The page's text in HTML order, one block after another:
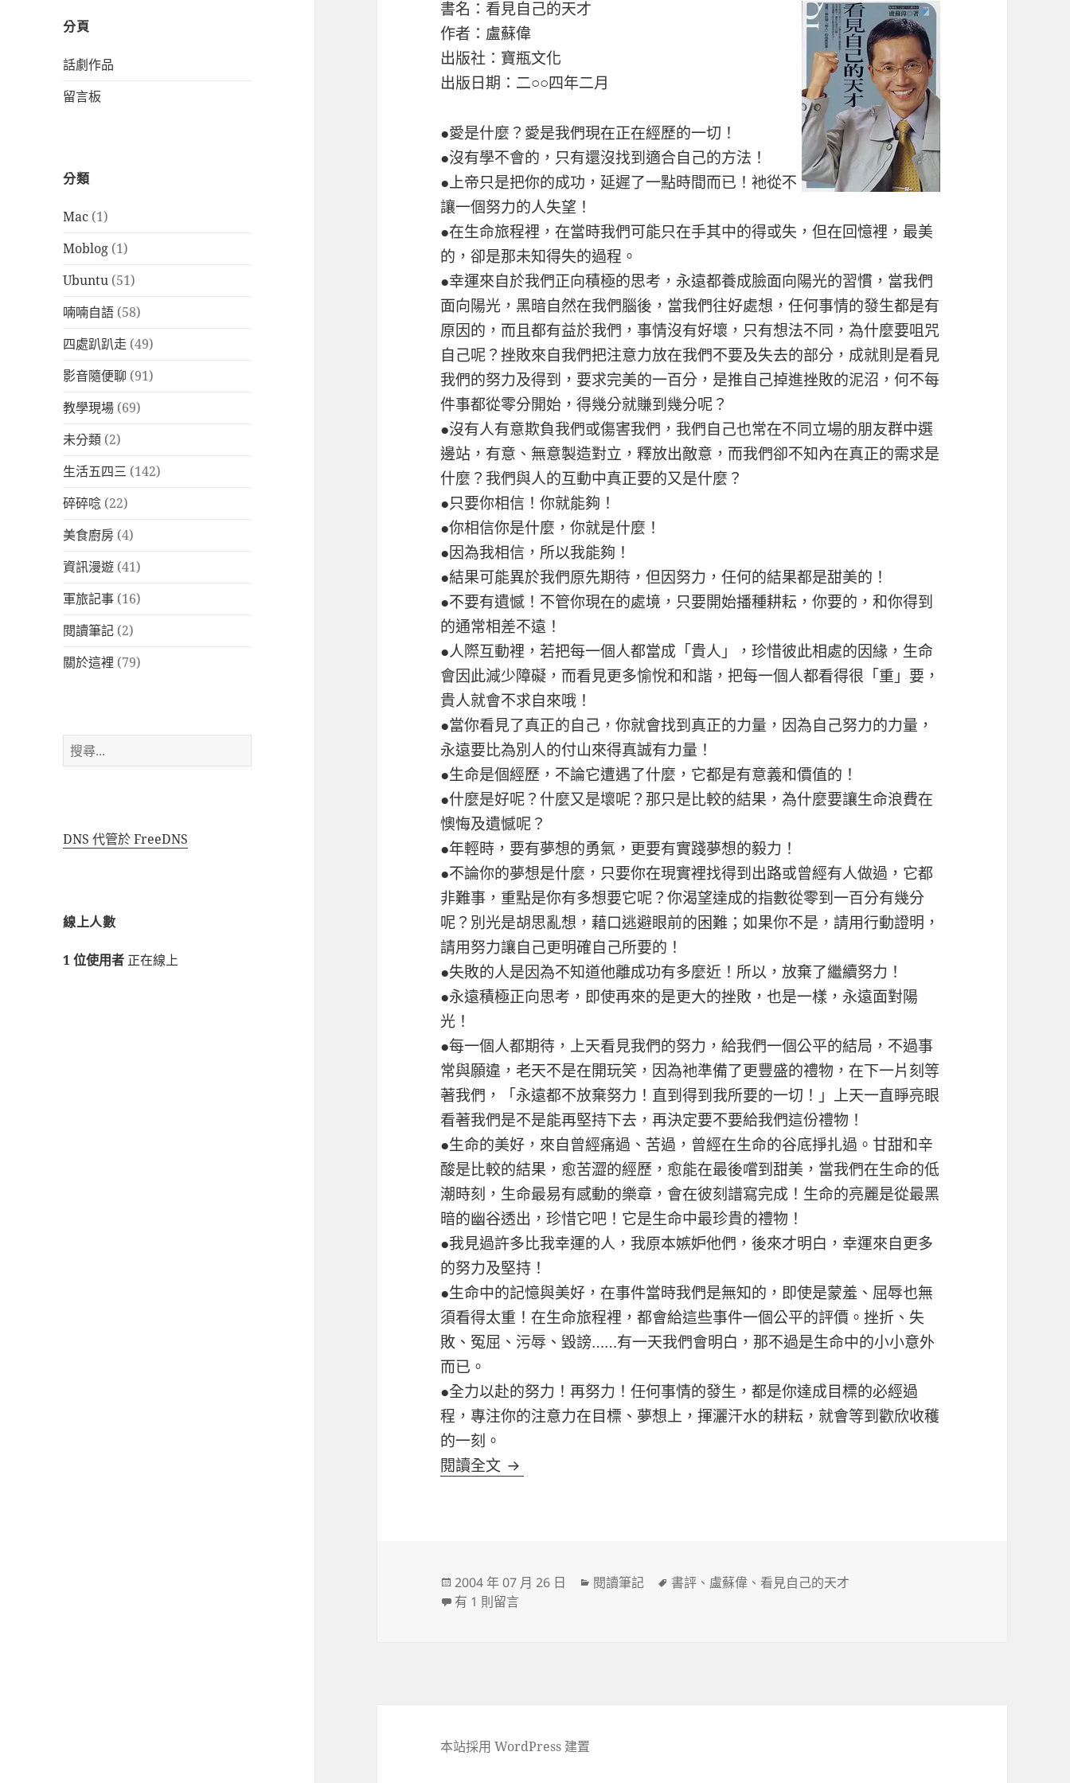
分頁
話劇作品
留言板
分類
Mac (1)
Moblog (1)
Ubuntu (51)
喃喃自語 (58)
四處趴趴走 (49)
影音隨便聊 (91)
教學現場 (69)
未分類 (2)
生活五四三 (142)
碎碎唸 (22)
美食廚房 (4)
資訊漫遊 (41)
軍旅記事 (16)
閱讀筆記 (2)
關於這裡 (79)
搜
尋
DNS 代管於 FreeDNS
線上人數
1 位使用者 正在線上
書名：看見自己的天才
作者：盧蘇偉
出版社：寶瓶文化
出版日期：二○○四年二月
●愛是什麼？愛是我們現在正在經歷的一切！
●沒有學不會的，只有還沒找到適合自己的方法！
●上帝只是把你的成功，延遲了一點時間而已！衪從不
讓一個努力的人失望！
●在生命旅程裡，在當時我們可能只在手其中的得或失，但在回憶裡，最美
的，卻是那未知得失的過程。
●幸運來自於我們正向積極的思考，永遠都養成臉面向陽光的習慣，當我們
面向陽光，黑暗自然在我們腦後，當我們往好處想，任何事情的發生都是有
原因的，而且都有益於我們，事情沒有好壞，只有想法不同，為什麼要咀咒
自己呢？挫敗來自我們把注意力放在我們不要及失去的部分，成就則是看見
我們的努力及得到，要求完美的一百分，是推自己掉進挫敗的泥沼，何不每
件事都從零分開始，得幾分就賺到幾分呢？
●沒有人有意欺負我們或傷害我們，我們自己也常在不同立場的朋友群中選
邊站，有意、無意製造對立，釋放出敵意，而我們卻不知內在真正的需求是
什麼？我們與人的互動中真正要的又是什麼？
●只要你相信！你就能夠！
●你相信你是什麼，你就是什麼！
●因為我相信，所以我能夠！
●結果可能異於我們原先期待，但因努力，任何的結果都是甜美的！
●不要有遺憾！不管你現在的處境，只要開始播種耕耘，你要的，和你得到
的通常相差不遠！
●人際互動裡，若把每一個人都當成「貴人」，珍惜彼此相處的因緣，生命
會因此減少障礙，而看見更多愉悅和和諧，把每一個人都看得很「重」要，
貴人就會不求自來哦！
●當你看見了真正的自己，你就會找到真正的力量，因為自己努力的力量，
永遠要比為別人的付山來得真誠有力量！
●生命是個經歷，不論它遭遇了什麼，它都是有意義和價值的！
●什麼是好呢？什麼又是壞呢？那只是比較的結果，為什麼要讓生命浪費在
懊悔及遺憾呢？
●年輕時，要有夢想的勇氣，更要有實踐夢想的毅力！
●不論你的夢想是什麼，只要你在現實裡找得到出路或曾經有人做過，它都
非難事，重點是你有多想要它呢？你渴望達成的指數從零到一百分有幾分
呢？別光是胡思亂想，藉口逃避眼前的困難；如果你不是，請用行動證明，
請用努力讓自己更明確自己所要的！
●失敗的人是因為不知道他離成功有多麼近！所以，放棄了繼續努力！
●永遠積極正向思考，即使再來的是更大的挫敗，也是一樣，永遠面對陽
光！
●每一個人都期待，上天看見我們的努力，給我們一個公平的結局，不過事
常與願違，老天不是在開玩笑，因為衪準備了更豐盛的禮物，在下一片刻等
著我們，「永遠都不放棄努力！直到得到我所要的一切！」上天一直睜亮眼
看著我們是不是能再堅持下去，再決定要不要給我們這份禮物！
●生命的美好，來自曾經痛過、苦過，曾經在生命的谷底掙扎過。甘甜和辛
酸是比較的結果，愈苦澀的經歷，愈能在最後嚐到甜美，當我們在生命的低
潮時刻，生命最易有感動的樂章，會在彼刻譜寫完成！生命的亮麗是從最黑
暗的幽谷透出，珍惜它吧！它是生命中最珍貴的禮物！
●我見過許多比我幸運的人，我原本嫉妒他們，後來才明白，幸運來自更多
的努力及堅持！
●生命中的記憶與美好，在事件當時我們是無知的，即使是蒙羞、屈辱也無
須看得太重！在生命旅程裡，都會給這些事件一個公平的評價。挫折、失
敗、冤屈、污辱、毀謗……有一天我們會明白，那不過是生命中的小小意外
而已。
●全力以赴的努力！再努力！任何事情的發生，都是你達成目標的必經過
程，專注你的注意力在目標、夢想上，揮灑汗水的耕耘，就會等到歡欣收穫
的一刻。
閱讀全文 看見自己的天才 :: 盧蘇偉
發
佈
2004 年 07 月 26 日
分
閱讀筆記
標
書評 、 盧蘇偉 、看見自己的天才
在〈看見自己的天才 :: 盧蘇偉〉中
有 1 則留言
本站採用 WordPress 建置